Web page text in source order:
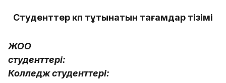
Студенттер көп тұтынатын тағамдар тізімі
ЖОО
студенттері:
Колледж студенттері: